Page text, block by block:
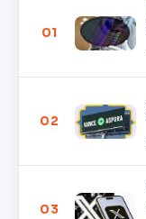
01
02
03